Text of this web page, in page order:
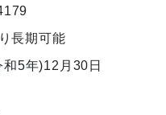
長期可能
5年)12月30日